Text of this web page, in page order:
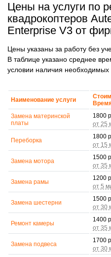
Цены на услуги по
квадрокоптеров
Enterprise V3 от
Цены указаны за работу без
В таблице указано среднее
условии наличия необходимых
Наименование услуги
Замена материнской
платы
1800 р
Переборка
1800 р
Замена мотора
1500 р
Замена рамы
1200 р
Замена шестерни
1500 р
Ремонт камеры
1400 р
Замена подвеса
1700 р